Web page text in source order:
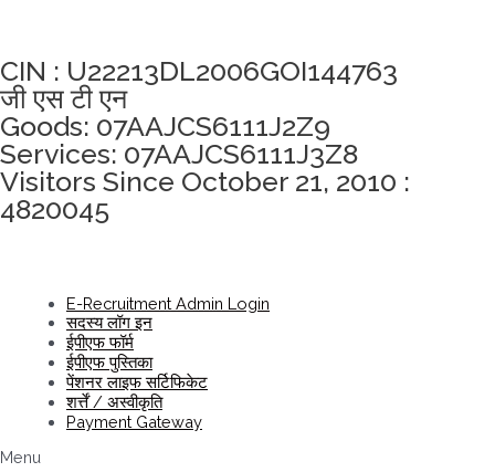
CIN : U22213DL2006GOI144763
जी एस टी एन
Goods: 07AAJCS6111J2Z9
Services: 07AAJCS6111J3Z8
Visitors Since October 21, 2010 :
4820045
E-Recruitment Admin Login
सदस्य लॉग इन
ईपीएफ फॉर्म
ईपीएफ पुस्तिका
पेंशनर लाइफ सर्टिफिकेट
शर्त्तें / अस्वीकृति
Payment Gateway
Menu